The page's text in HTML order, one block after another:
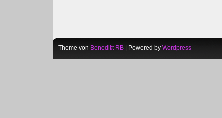
Theme von Benedikt RB | Powered by Wordpress